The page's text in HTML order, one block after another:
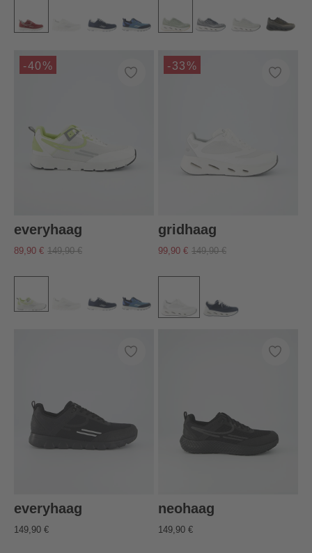
-40%
everyhaag
89,90 € 149,90 €
-33%
gridhaag
99,90 € 149,90 €
everyhaag
149,90 €
neohaag
149,90 €